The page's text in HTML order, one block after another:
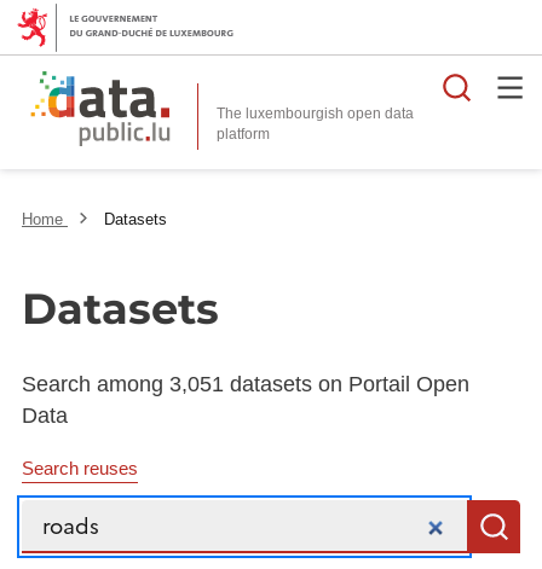
The luxembourgish open data
platform
Home Datasets
Datasets
Search among 3,051 datasets on Portail Open
Data
Search reuses
Search